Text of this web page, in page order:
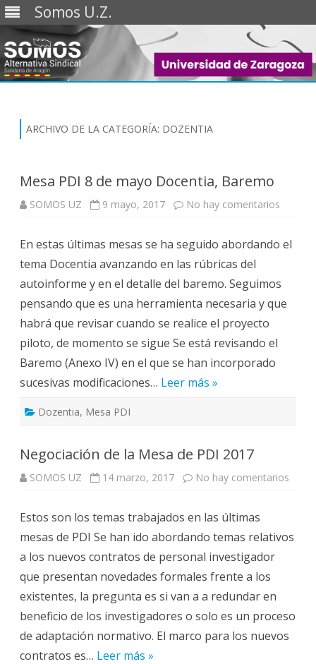
Somos U.Z.
Saltar
ARCHIVO DE LA CATEGORÍA: DOZENTIA
Mesa PDI 8 de mayo Docentia, Baremo
SOMOS UZ 9 mayo, 2017 No hay comentarios
de
mayo
En estas últimas mesas se ha seguido abordando el
tema Docentia avanzando en las rúbricas del
autoinforme y en el detalle del baremo. Seguimos
pensando que es una herramienta necesaria y que
habrá que revisar cuando se realice el proyecto
piloto, de momento se sigue Se está revisando el
Baremo (Anexo IV) en el que se han incorporado
sucesivas modificaciones… Leer más »
Dozentia, Mesa PDI
Negociación de la Mesa de PDI 2017
SOMOS UZ 14 marzo, 2017 No hay comentarios
PDI
2017
Estos son los temas trabajados en las últimas
mesas de PDI Se han ido abordando temas relativos
a los nuevos contratos de personal investigador
que presentan novedades formales frente a los
existentes, la pregunta es si van a a redundar en
beneficio de los investigadores o solo es un proceso
de adaptación normativo. El marco para los nuevos
contratos es… Leer más »